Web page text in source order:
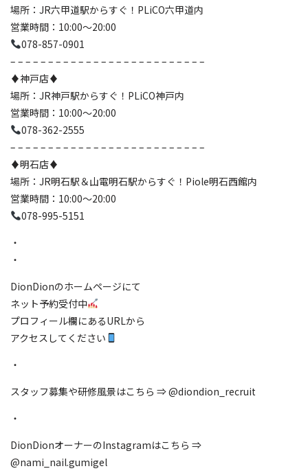
場所：JR六甲道駅からすぐ！PLiCO六甲道内
営業時間：10:00〜20:00
078-857-0901
– – – – – – – – – – – – – – – – – – – – – – – – – –
♦️神戸店♦️
場所：JR神戸駅からすぐ！PLiCO神戸内
営業時間：10:00〜20:00
078-362-2555
– – – – – – – – – – – – – – – – – – – – – – – – – –
♦️明石店♦️
場所：JR明石駅＆山電明石駅からすぐ！Piole明石西館内
営業時間：10:00〜20:00
078-995-5151
・
・
DionDionのホームページにて
ネット予約受付中
プロフィール欄にあるURLから
アクセスしてください
・
スタッフ募集や研修風景はこちら ⇒ @diondion_recruit
・
DionDionオーナーのInstagramはこちら ⇒
@nami_nail.gumigel